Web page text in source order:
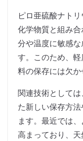
ピロ亜硫酸ナト
化学物質と組み
分や温度に敏感
す。このため、
料の保存には欠か
関連技術として
た新しい保存方
ます。最近では
高まっており、